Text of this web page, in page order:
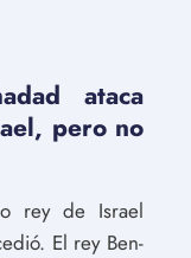
ataca
pero no
rey de Israel
El rey Ben-